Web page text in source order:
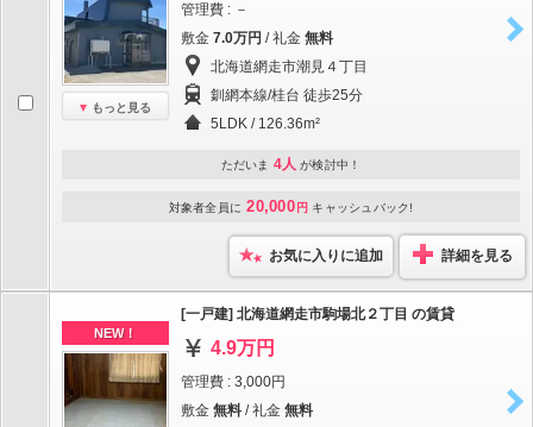
もっと見る
管理費 : －
敷金 7.0万円 / 礼金 無料
北海道網走市潮見４丁目
釧網本線/桂台 徒歩25分
5LDK / 126.36m²
ただいま 4人 が検討中！
対象者全員に 20,000 円 キャッシュバック!
お気に入りに追加 詳細を見る
NEW！
[一戸建] 北海道網走市駒場北２丁目 の賃貸
4.9万円
管理費 : 3,000円
敷金 無料 / 礼金 無料